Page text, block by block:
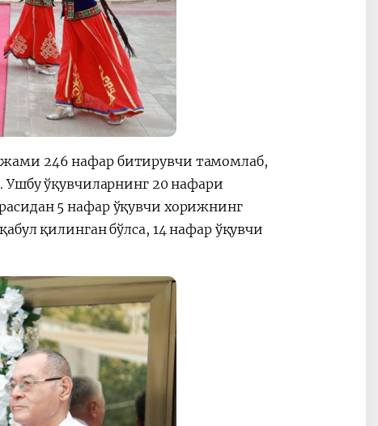
246 нафар битирувчи тамомлаб,
Ушбу ўқувчиларнинг 20 нафари
5 нафар ўқувчи хорижнинг
қилинган бўлса, 14 нафар ўқувчи